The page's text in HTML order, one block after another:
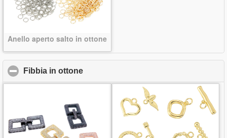
Anello aperto salto in ottone
Fibbia in ottone